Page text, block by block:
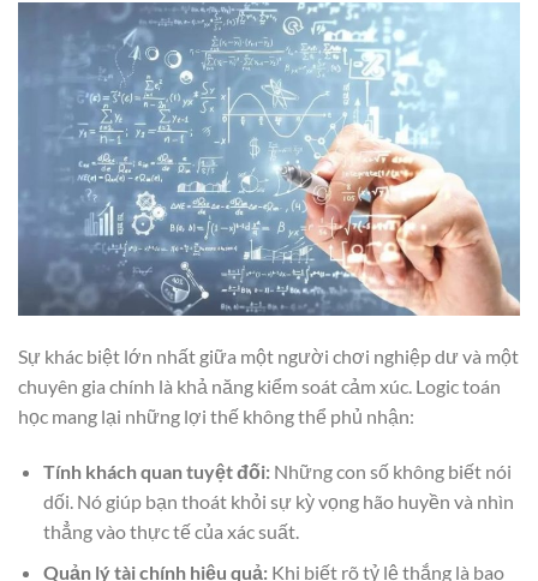
Sự khác biệt lớn nhất giữa một người chơi nghiệp dư và một
chuyên gia chính là khả năng kiểm soát cảm xúc. Logic toán
học mang lại những lợi thế không thể phủ nhận:
Tính khách quan tuyệt đối:Những con số không biết nói
dối. Nó giúp bạn thoát khỏi sự kỳ vọng hão huyền và nhìn
thẳng vào thực tế của xác suất.
Quản lý tài chính hiệu quả:Khi biết rõ tỷ lệ thắng là bao